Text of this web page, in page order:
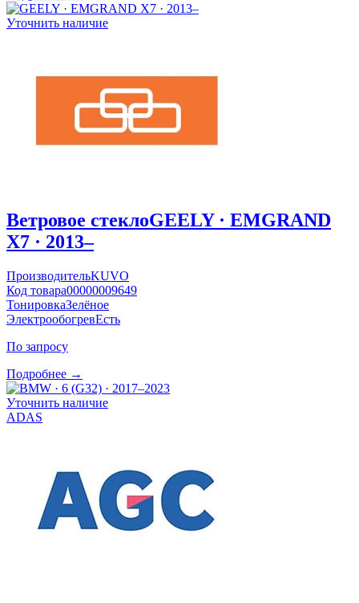
Уточнить наличие
Ветровое стеклоGEELY · EMGRAND
X7 · 2013–
ПроизводительKUVO
Код товара00000009649
ТонировкаЗелёное
ЭлектрообогревЕсть
По запросу
Подробнее →
Уточнить наличие
ADAS